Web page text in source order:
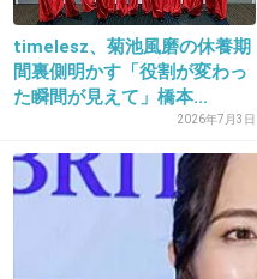
33. 匿名2019/03/05(火) 17:32:37
もっと似合う髪型が
花晴れも3年A組も、
timelesz、菊池風磨の休養期
間裏側明かす「役割が変わっ
た瞬間が見えて」橋本...
2026年7月3日